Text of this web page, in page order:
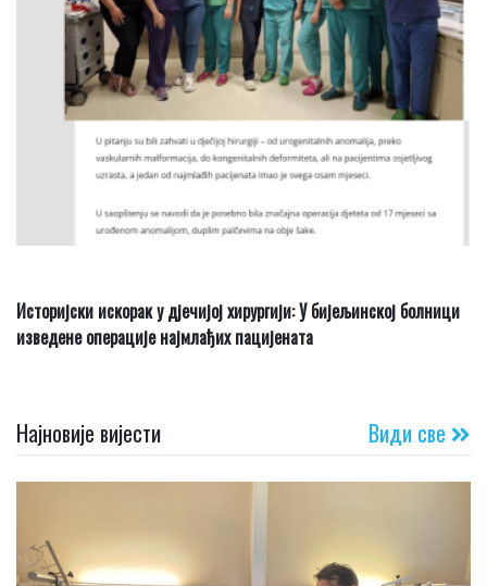
Историјски искорак у дјечијој хирургији: У бијељинској болници
изведене операције најмлађих пацијената
Најновије вијести Види све